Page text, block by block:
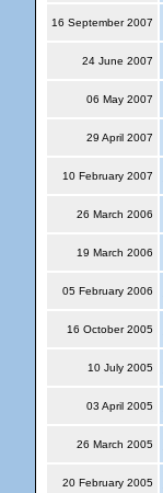
16 September 2007
24 June 2007
06 May 2007
29 April 2007
10 February 2007
26 March 2006
19 March 2006
05 February 2006
16 October 2005
10 July 2005
03 April 2005
26 March 2005
20 February 2005